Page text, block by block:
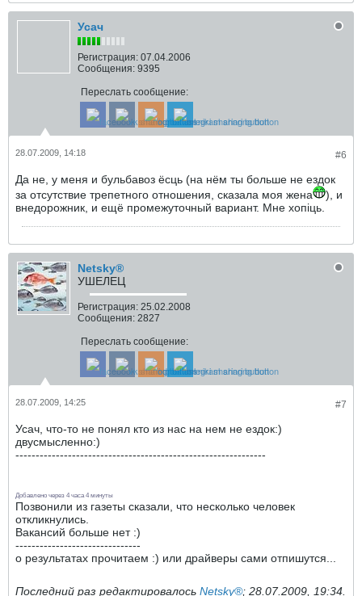
Усач
Регистрация: 07.04.2006
Сообщения: 9395
Переслать сообщение:
#6
28.07.2009, 14:18
Да не, у меня и бульбавоз ёсць (на нём ты больше не ездок
за отсутствие трепетного отношения, сказала моя жена
), и
внедорожник, и ещё промежуточный вариант. Мне хопiць.
Netsky®
УШЕЛЕЦ
Регистрация: 25.02.2008
Сообщения: 2827
Переслать сообщение:
#7
28.07.2009, 14:25
Усач, что-то не понял кто из нас на нем не ездок:)
двусмысленно:)
--------------------------------------------------------------
Добавлено через 4 часа 4 минуты
Позвонили из газеты сказали, что несколько человек
откликнулись.
Вакансий больше нет :)
-------------------------------
о результатах прочитаем :) или драйверы сами отпишутся...
Последний раз редактировалось Netsky®; 28.07.2009, 19:34